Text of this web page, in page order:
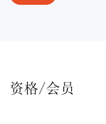
资格/会员